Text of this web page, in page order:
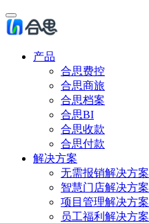
产品
合思费控
合思商旅
合思档案
合思BI
合思收款
合思付款
解决方案
无需报销解决方案
智慧门店解决方案
项目管理解决方案
员工福利解决方案